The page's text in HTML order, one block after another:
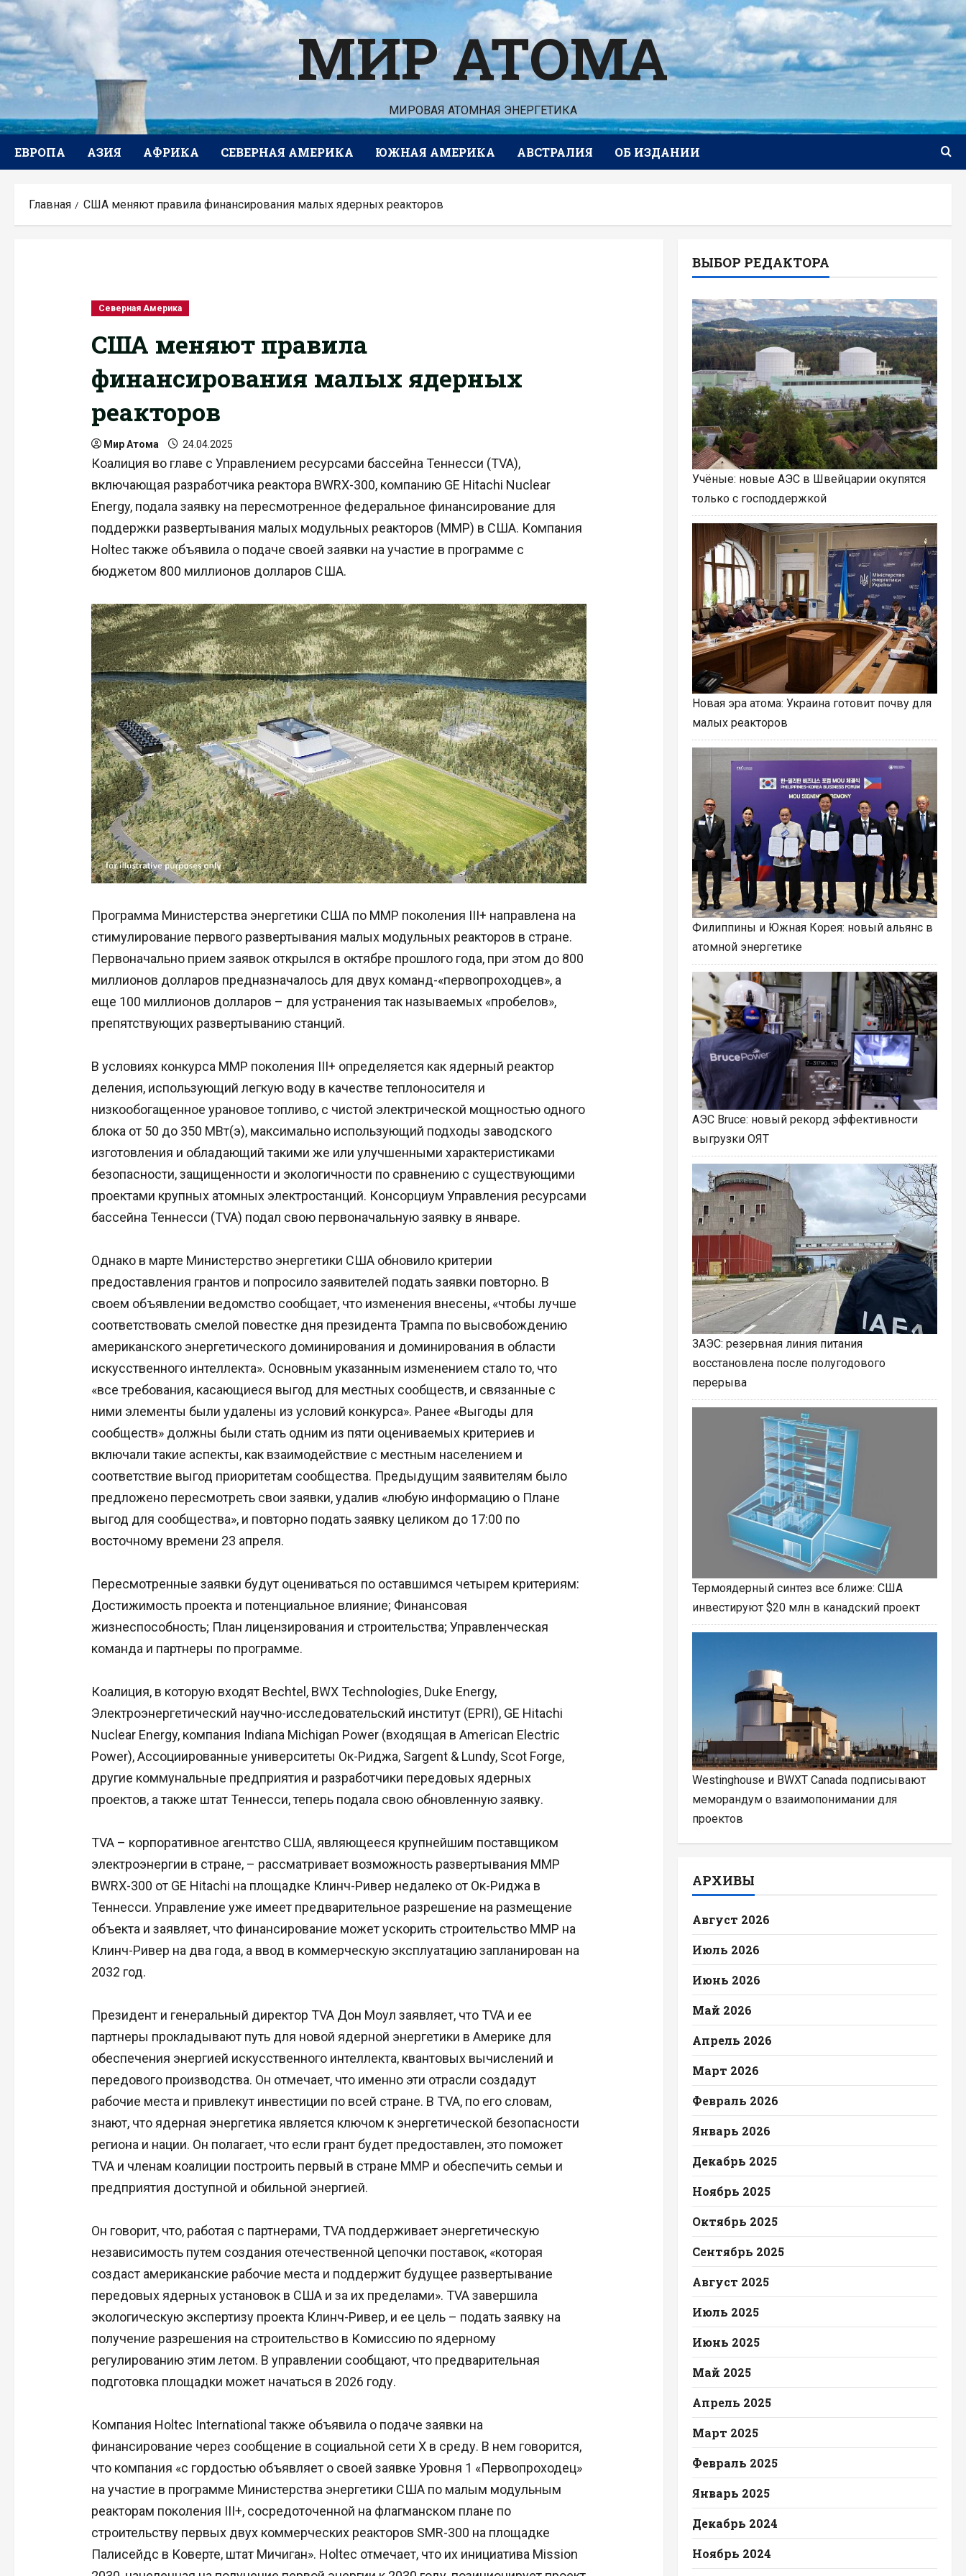
Перейти
к
содержимому
МИР АТОМА
МИРОВАЯ АТОМНАЯ ЭНЕРГЕТИКА
ЕВРОПА АЗИЯ АФРИКА СЕВЕРНАЯ АМЕРИКА ЮЖНАЯ АМЕРИКА АВСТРАЛИЯ ОБ ИЗДАНИИ
Главная США меняют правила финансирования малых ядерных реакторов
Северная Америка
США меняют правила
финансирования малых ядерных
реакторов
Мир Атома 24.04.2025
Коалиция во главе с Управлением ресурсами бассейна Теннесси (TVA),
включающая разработчика реактора BWRX-300, компанию GE Hitachi Nuclear
Energy, подала заявку на пересмотренное федеральное финансирование для
поддержки развертывания малых модульных реакторов (ММР) в США. Компания
Holtec также объявила о подаче своей заявки на участие в программе с
бюджетом 800 миллионов долларов США.
Программа Министерства энергетики США по ММР поколения III+ направлена на
стимулирование первого развертывания малых модульных реакторов в стране.
Первоначально прием заявок открылся в октябре прошлого года, при этом до 800
миллионов долларов предназначалось для двух команд-«первопроходцев», а
еще 100 миллионов долларов – для устранения так называемых «пробелов»,
препятствующих развертыванию станций.
В условиях конкурса ММР поколения III+ определяется как ядерный реактор
деления, использующий легкую воду в качестве теплоносителя и
низкообогащенное урановое топливо, с чистой электрической мощностью одного
блока от 50 до 350 МВт(э), максимально использующий подходы заводского
изготовления и обладающий такими же или улучшенными характеристиками
безопасности, защищенности и экологичности по сравнению с существующими
проектами крупных атомных электростанций. Консорциум Управления ресурсами
бассейна Теннесси (TVA) подал свою первоначальную заявку в январе.
Однако в марте Министерство энергетики США обновило критерии
предоставления грантов и попросило заявителей подать заявки повторно. В
своем объявлении ведомство сообщает, что изменения внесены, «чтобы лучше
соответствовать смелой повестке дня президента Трампа по высвобождению
американского энергетического доминирования и доминирования в области
искусственного интеллекта». Основным указанным изменением стало то, что
«все требования, касающиеся выгод для местных сообществ, и связанные с
ними элементы были удалены из условий конкурса». Ранее «Выгоды для
сообществ» должны были стать одним из пяти оцениваемых критериев и
включали такие аспекты, как взаимодействие с местным населением и
соответствие выгод приоритетам сообщества. Предыдущим заявителям было
предложено пересмотреть свои заявки, удалив «любую информацию о Плане
выгод для сообщества», и повторно подать заявку целиком до 17:00 по
восточному времени 23 апреля.
Пересмотренные заявки будут оцениваться по оставшимся четырем критериям:
Достижимость проекта и потенциальное влияние; Финансовая
жизнеспособность; План лицензирования и строительства; Управленческая
команда и партнеры по программе.
Коалиция, в которую входят Bechtel, BWX Technologies, Duke Energy,
Электроэнергетический научно-исследовательский институт (EPRI), GE Hitachi
Nuclear Energy, компания Indiana Michigan Power (входящая в American Electric
Power), Ассоциированные университеты Ок-Риджа, Sargent & Lundy, Scot Forge,
другие коммунальные предприятия и разработчики передовых ядерных
проектов, а также штат Теннесси, теперь подала свою обновленную заявку.
TVA – корпоративное агентство США, являющееся крупнейшим поставщиком
электроэнергии в стране, – рассматривает возможность развертывания ММР
BWRX-300 от GE Hitachi на площадке Клинч-Ривер недалеко от Ок-Риджа в
Теннесси. Управление уже имеет предварительное разрешение на размещение
объекта и заявляет, что финансирование может ускорить строительство ММР на
Клинч-Ривер на два года, а ввод в коммерческую эксплуатацию запланирован на
2032 год.
Президент и генеральный директор TVA Дон Моул заявляет, что TVA и ее
партнеры прокладывают путь для новой ядерной энергетики в Америке для
обеспечения энергией искусственного интеллекта, квантовых вычислений и
передового производства. Он отмечает, что именно эти отрасли создадут
рабочие места и привлекут инвестиции по всей стране. В TVA, по его словам,
знают, что ядерная энергетика является ключом к энергетической безопасности
региона и нации. Он полагает, что если грант будет предоставлен, это поможет
TVA и членам коалиции построить первый в стране ММР и обеспечить семьи и
предприятия доступной и обильной энергией.
Он говорит, что, работая с партнерами, TVA поддерживает энергетическую
независимость путем создания отечественной цепочки поставок, «которая
создаст американские рабочие места и поддержит будущее развертывание
передовых ядерных установок в США и за их пределами». TVA завершила
экологическую экспертизу проекта Клинч-Ривер, и ее цель – подать заявку на
получение разрешения на строительство в Комиссию по ядерному
регулированию этим летом. В управлении сообщают, что предварительная
подготовка площадки может начаться в 2026 году.
Компания Holtec International также объявила о подаче заявки на
финансирование через сообщение в социальной сети X в среду. В нем говорится,
что компания «с гордостью объявляет о своей заявке Уровня 1 «Первопроходец»
на участие в программе Министерства энергетики США по малым модульным
реакторам поколения III+, сосредоточенной на флагманском плане по
строительству первых двух коммерческих реакторов SMR-300 на площадке
Палисейдс в Коверте, штат Мичиган». Holtec отмечает, что их инициатива Mission
ВЫБОР РЕДАКТОРА
Учёные: новые АЭС в Швейцарии окупятся
только с господдержкой
Новая эра атома: Украина готовит почву для
малых реакторов
Филиппины и Южная Корея: новый альянс в
атомной энергетике
АЭС Bruce: новый рекорд эффективности
выгрузки ОЯТ
ЗАЭС: резервная линия питания
восстановлена после полугодового
перерыва
Термоядерный синтез все ближе: США
инвестируют $20 млн в канадский проект
Westinghouse и BWXT Canada подписывают
меморандум о взаимопонимании для
проектов
АРХИВЫ
Август 2026
Июль 2026
Июнь 2026
Май 2026
Апрель 2026
Март 2026
Февраль 2026
Январь 2026
Декабрь 2025
Ноябрь 2025
Октябрь 2025
Сентябрь 2025
Август 2025
Июль 2025
Июнь 2025
Май 2025
Апрель 2025
Март 2025
Февраль 2025
Январь 2025
Декабрь 2024
Ноябрь 2024